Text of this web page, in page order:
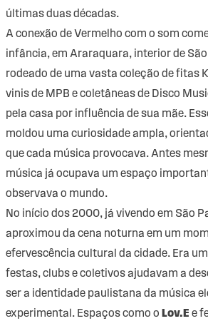
últimas duas décadas.
A conexão de Vermelho com o som
infância, em Araraquara, interior de
rodeado de uma vasta coleção de fitas
vinis de MPB e coletâneas de Disco
pela casa por influência de sua mãe.
moldou uma curiosidade ampla,
que cada música provocava. Antes
música já ocupava um espaço
observava o mundo.
No início dos 2000, já vivendo em São
aproximou da cena noturna em um
efervescência cultural da cidade. Era
festas, clubs e coletivos ajudavam a
ser a identidade paulistana da música
experimental. Espaços como o Lov.E e